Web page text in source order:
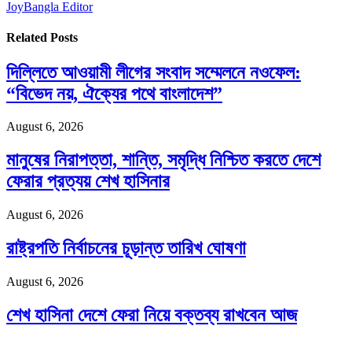
JoyBangla Editor
Related Posts
দিল্লিতে আওয়ামী লীগের সংবাদ সম্মেলনে নওফেল:
“বিভেদ নয়, ঐক্যের পথে বাংলাদেশ”
August 6, 2026
মানুষের নিরাপত্তা, শান্তি, সমৃদ্ধি নিশ্চিত করতে দেশে
ফেরার প্রত্যয় শেখ হাসিনার
August 6, 2026
রাষ্ট্রপতি নির্বাচনের চূড়ান্ত তারিখ ঘোষণা
August 6, 2026
শেখ হাসিনা দেশে ফেরা নিয়ে বক্তব্য রাখবেন আজ